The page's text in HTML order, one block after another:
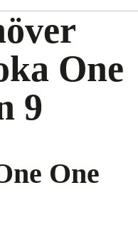
One
9
One